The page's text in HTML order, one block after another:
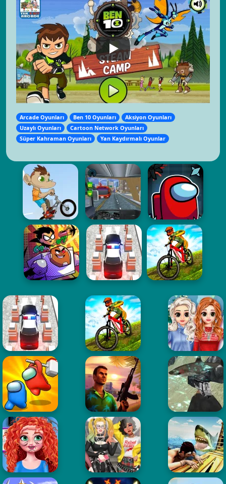
Arcade Oyunları Ben 10 Oyunları
Aksiyon Oyunları
Uzaylı Oyunları
Cartoon Network Oyunları
Süper Kahraman Oyunları
Yan Kaydırmalı Oyunlar